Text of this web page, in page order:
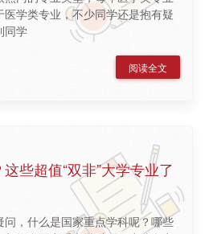
学类专业，不少同学还是抱有疑
同学
阅读全文
些超值“双非”大学专业了
，什么是国家重点学科呢？哪些